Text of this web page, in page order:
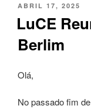
PUBLICADO
ABRIL 17, 2025
LuCE
Berlim
Olá,
No passado fim